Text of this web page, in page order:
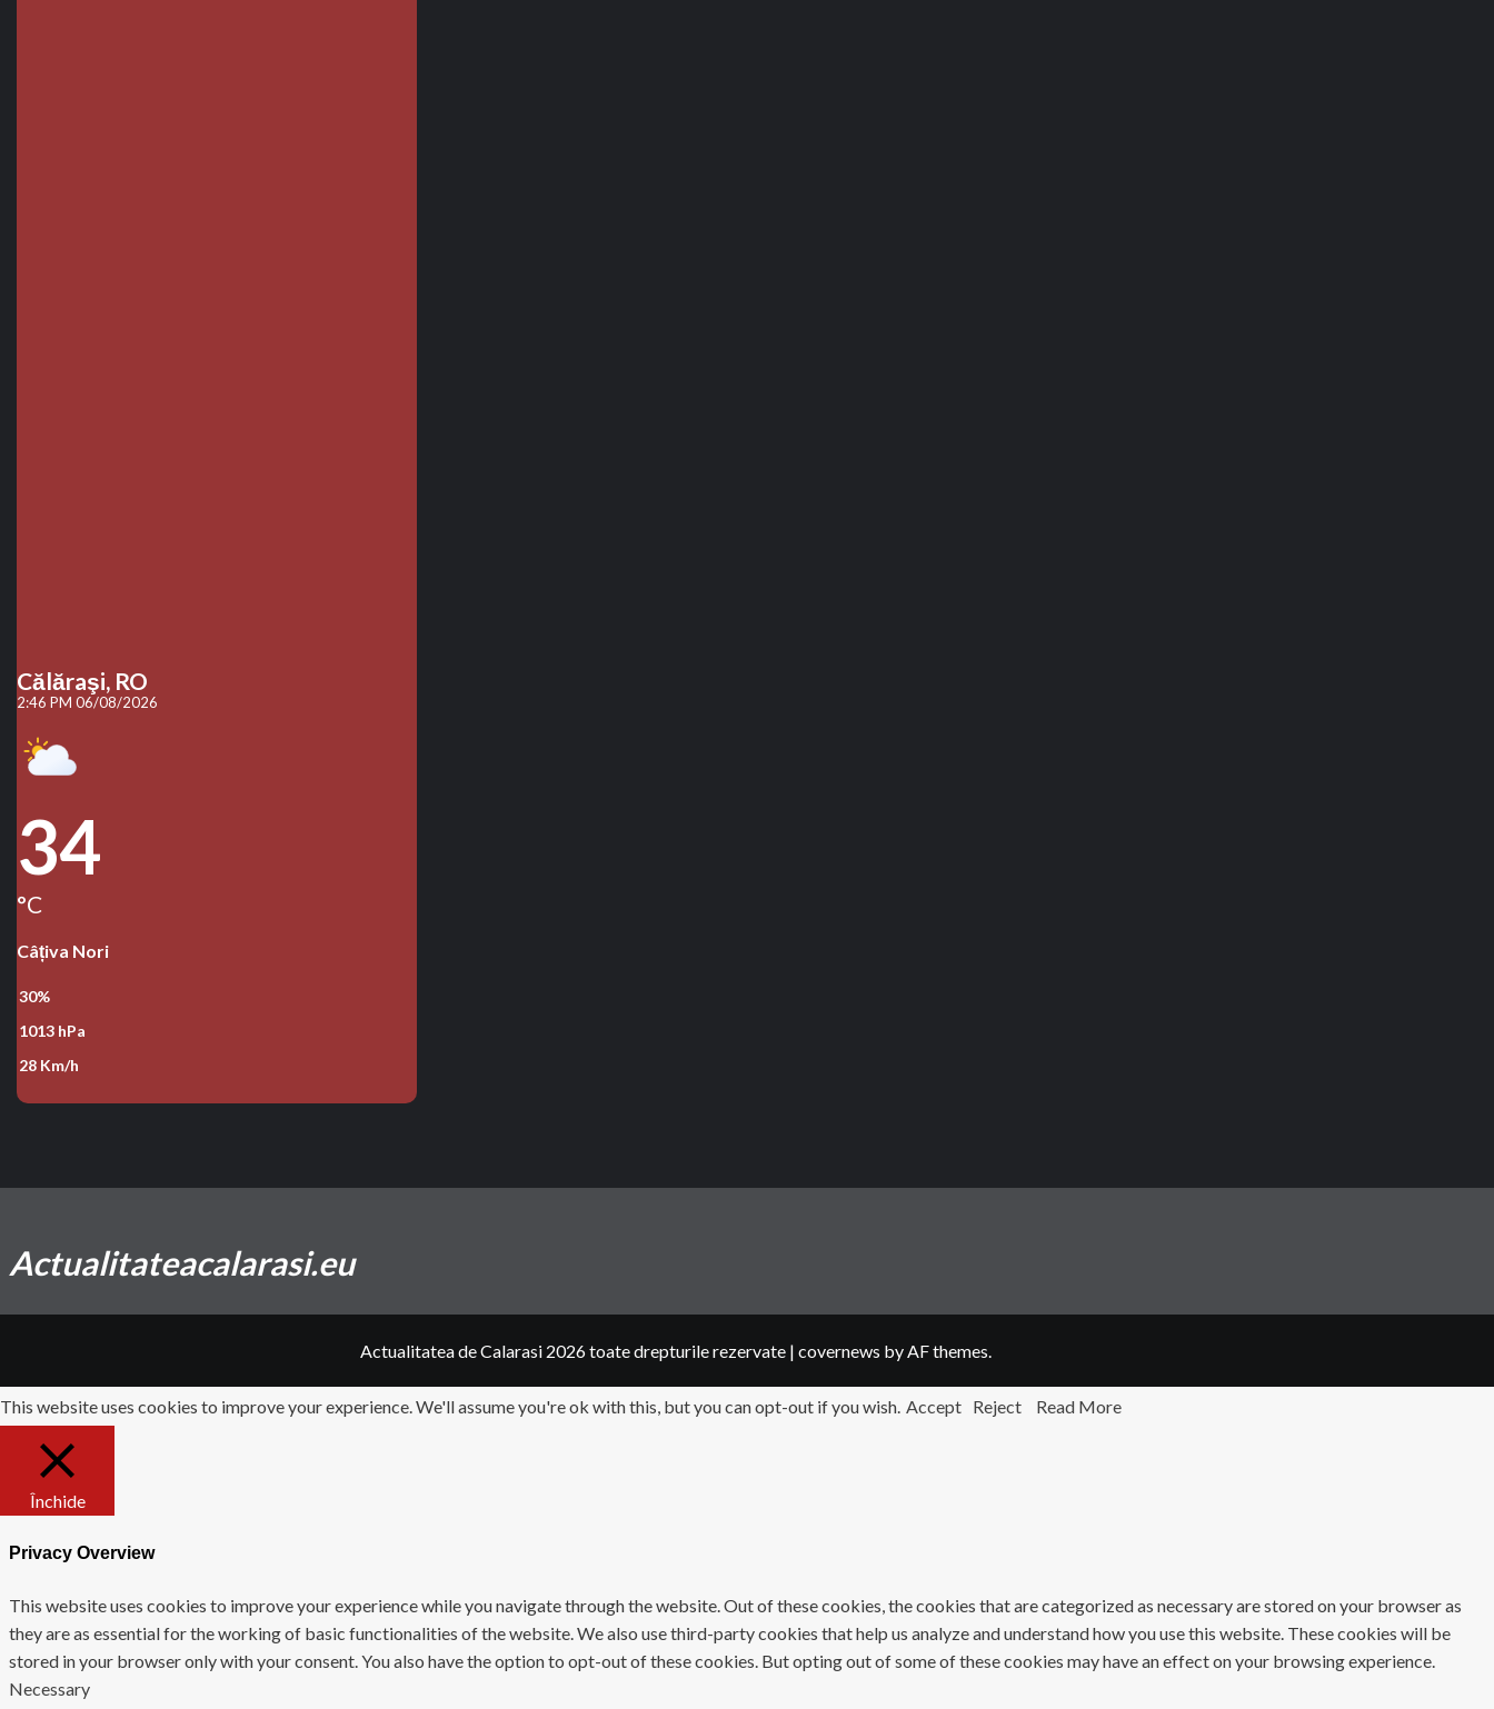
Călăraşi, RO
2:46 PM 06/08/2026
34
°C
Câțiva Nori
30%
1013 hPa
28 Km/h
Actualitateacalarasi.eu
Actualitatea de Calarasi 2026 toate drepturile rezervate | covernews by AF themes.
This website uses cookies to improve your experience. We'll assume you're ok with this, but you can opt-out if you wish. Accept Reject Read More
Închide
Privacy Overview
This website uses cookies to improve your experience while you navigate through the website. Out of these cookies, the cookies that are categorized as necessary are stored on your browser as
they are as essential for the working of basic functionalities of the website. We also use third-party cookies that help us analyze and understand how you use this website. These cookies will be
stored in your browser only with your consent. You also have the option to opt-out of these cookies. But opting out of some of these cookies may have an effect on your browsing experience.
Necessary